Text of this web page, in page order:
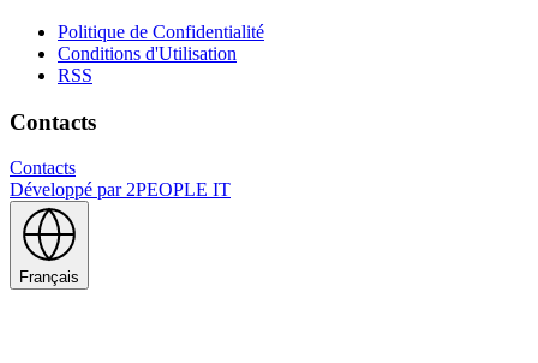
Politique de Confidentialité
Conditions d'Utilisation
RSS
Contacts
Contacts
Développé par2PEOPLE IT
Français